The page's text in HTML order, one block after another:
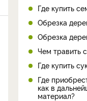
Где купить
Обрезка
Обрезка
Чем травить
Где купить
Где
как в
материал?